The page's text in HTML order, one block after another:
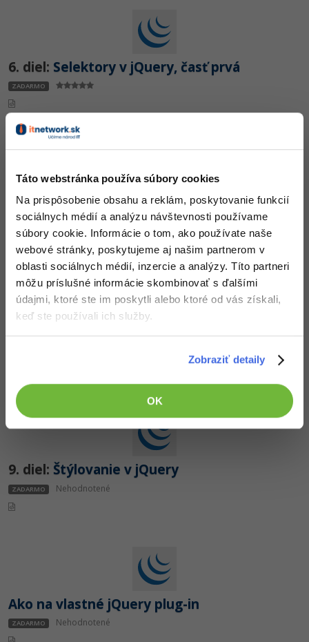
Táto webstránka používa súbory cookies
Na prispôsobenie obsahu a reklám, poskytovanie funkcií
sociálnych médií a analýzu návštevnosti používame
súbory cookie. Informácie o tom, ako používate naše
webové stránky, poskytujeme aj našim partnerom v
oblasti sociálnych médií, inzercie a analýzy. Títo partneri
môžu príslušné informácie skombinovať s ďalšími
údajmi, ktoré ste im poskytli alebo ktoré od vás získali,
keď ste používali ich služby.
Zobraziť detaily
OK
Kybernetická bezpečnost
Elektronický podpis
6. diel: Selektory v jQuery, časť prvá
ZADARMO
7. diel:Selektory v jQuery, časť druhá
ZADARMO Nehodnotené
8. diel:Selektory v jQuery, časť tretia
9. diel: Štýlovanie v jQuery
ZADARMO Nehodnotené
Ako na vlastné jQuery plug-in
ZADARMO Nehodnotené